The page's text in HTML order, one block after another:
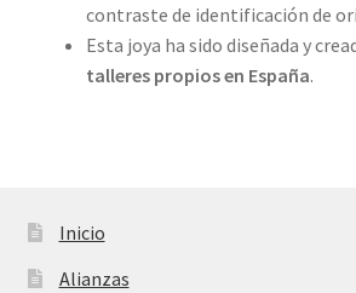
contraste de identificación de
Esta joya ha sido diseñada y
talleres propiosen España.
Inicio
Alianzas